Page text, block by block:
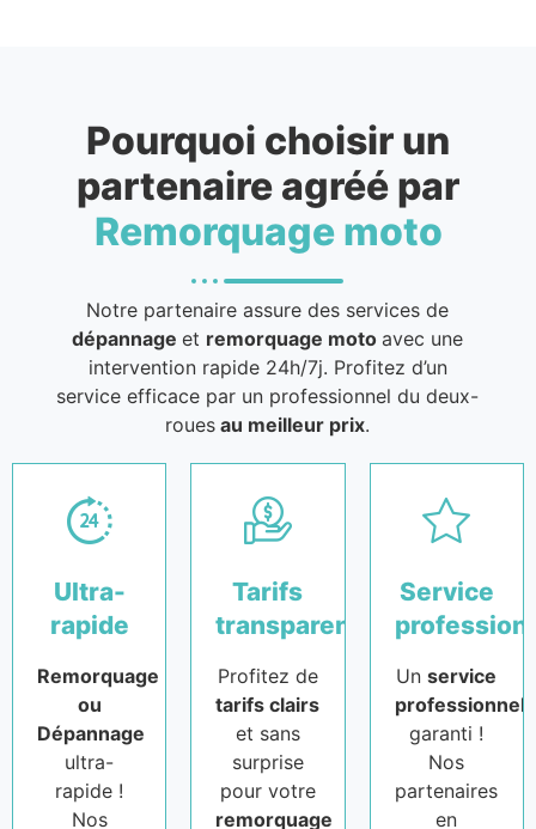
Pourquoi choisir un
partenaire agréé par
Remorquage moto
Notre partenaire assure des services de
dépannageet remorquage motoavec une
intervention rapide 24h/7j. Profitez d’un
service efficace par un professionnel du deux-
roues au meilleur prix.
Ultra-
rapide
Remorquage
ou
Dépannage
ultra-
rapide !
Nos
Tarifs
transparents
Profitez de
tarifs clairs
et sans
surprise
pour votre
remorquage
Service
Unservice
professionnel
garanti !
Nos
partenaires
en